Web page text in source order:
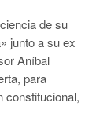
de su
junto a su ex
Aníbal
para
constitucional,